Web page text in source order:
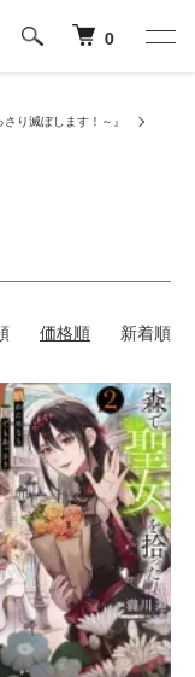
0
り滅ぼします！～』
価格順 新着順